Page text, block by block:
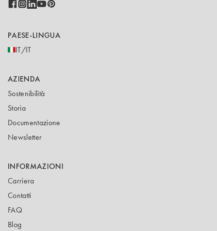
PAESE-LINGUA
IT/IT
AZIENDA
Sostenibilità
Storia
Documentazione
Newsletter
INFORMAZIONI
Carriera
Contatti
FAQ
Blog